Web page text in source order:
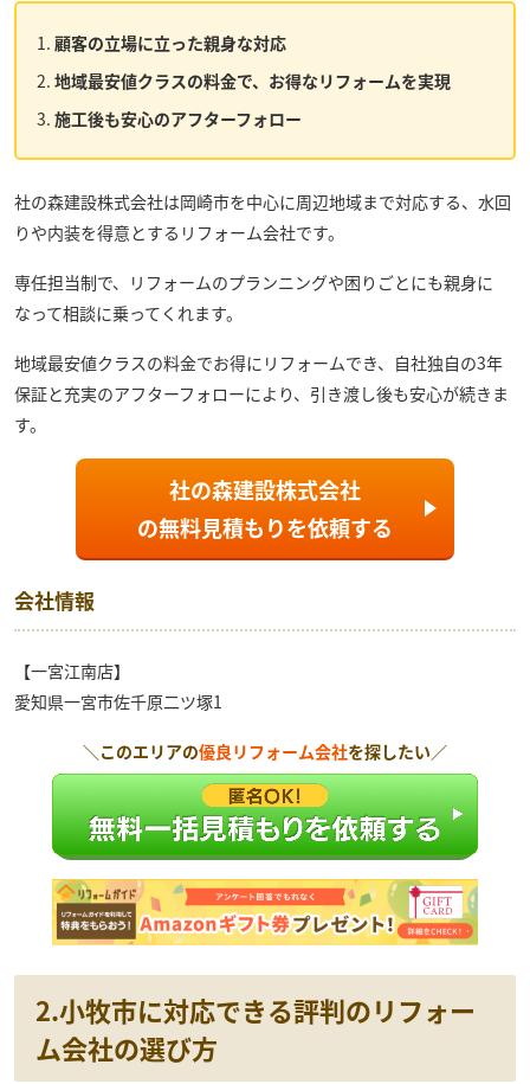
顧客の立場に立った親身な対応
地域最安値クラスの料金で、お得なリフォームを実現
施工後も安心のアフターフォロー
社の森建設株式会社は岡崎市を中心に周辺地域まで対応する、水回
りや内装を得意とするリフォーム会社です。
専任担当制で、リフォームのプランニングや困りごとにも親身に
なって相談に乗ってくれます。
地域最安値クラスの料金でお得にリフォームでき、自社独自の3年
保証と充実のアフターフォローにより、引き渡し後も安心が続きま
す。
社の森建設株式会社
の無料見積もりを依頼する
会社情報
【一宮江南店】
愛知県一宮市佐千原二ツ塚1
＼このエリアの優良リフォーム会社を探したい／
2.小牧市に対応できる評判のリフォー
ム会社の選び方